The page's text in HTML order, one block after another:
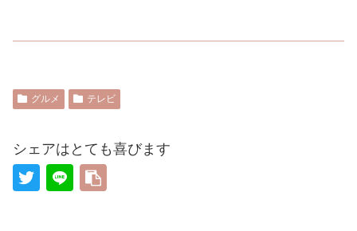
グルメ テレビ
シェアはとても喜びます